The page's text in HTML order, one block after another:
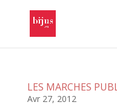
LES MARCHES
Avr 27, 2012